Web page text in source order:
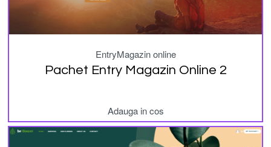
EntryMagazin online
Pachet Entry Magazin Online 2
Adauga in cos